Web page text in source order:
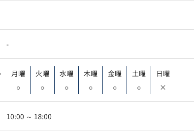
-
月曜
○
火曜
○
水曜
○
木曜
○
金曜
○
土曜
○
日曜
×
10:00 ～ 18:00